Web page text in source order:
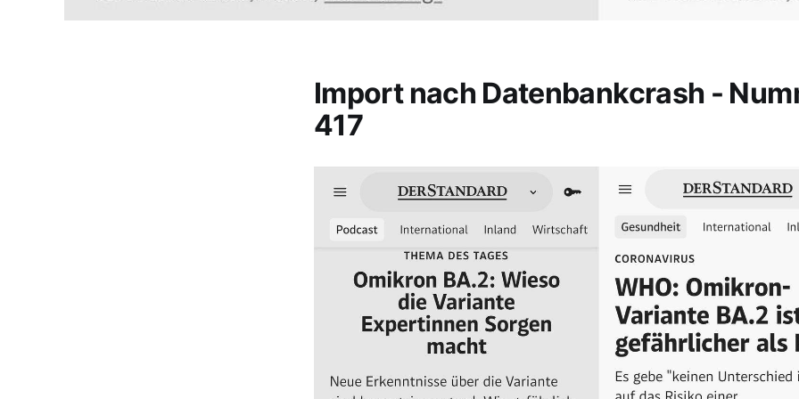
Import nach Datenbankcrash -
417